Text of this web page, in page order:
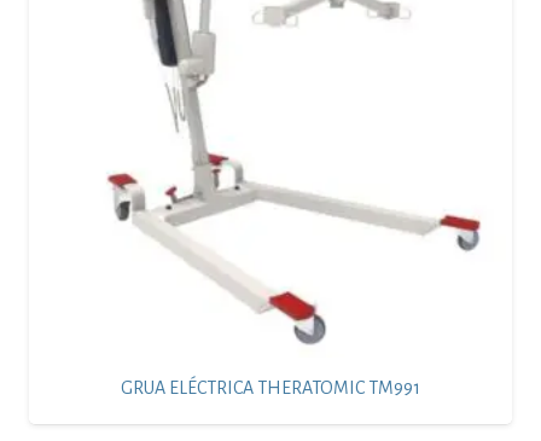
GRUA ELÉCTRICA THERATOMIC TM991